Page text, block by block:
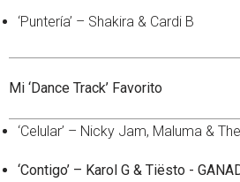
‘Puntería’ – Shakira & Cardi B
Mi ‘Dance Track’ Favorito
‘Celular’ – Nicky Jam, Maluma &
‘Contigo’ – Karol G & Tiësto -